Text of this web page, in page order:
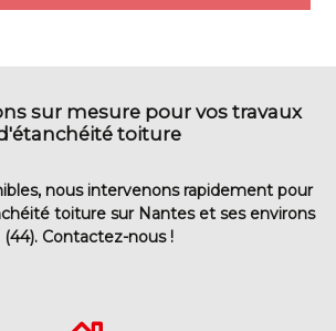
sur mesure pour vos travaux
toiture
nous intervenons rapidement pour
toiture sur Nantes et ses environs
(44). Contactez-nous !